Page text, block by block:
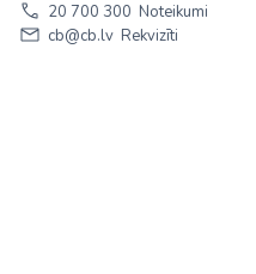
20 700 300 Noteikumi
cb@cb.lv Rekvizīti